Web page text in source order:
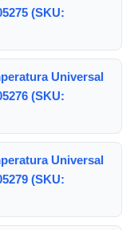
(SKU:
Universal
(SKU:
Universal
(SKU: